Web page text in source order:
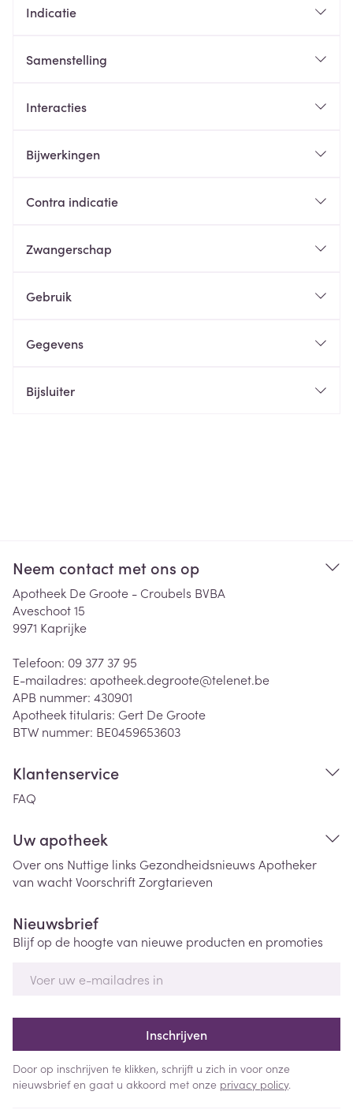
Indicatie
Samenstelling
Interacties
Bijwerkingen
Contra indicatie
Zwangerschap
Gebruik
Gegevens
Bijsluiter
Neem contact met ons op
Apotheek De Groote - Croubels BVBA
Aveschoot 15
9971 Kaprijke
Telefoon: 09 377 37 95
E-mailadres: apotheek.degroote@telenet.be
APB nummer: 430901
Apotheek titularis: Gert De Groote
BTW nummer: BE0459653603
Klantenservice
FAQ
Uw apotheek
Over ons Nuttige links Gezondheidsnieuws Apotheker
van wachtVoorschriftZorgtarieven
Nieuwsbrief
Blijf op de hoogte van nieuwe producten en promoties
Inschrijven
Door op inschrijven te klikken, schrijft u zich in voor onze
nieuwsbrief en gaat u akkoord met onze privacy policy.